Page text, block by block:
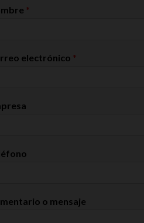
*
electrónico *
o mensaje